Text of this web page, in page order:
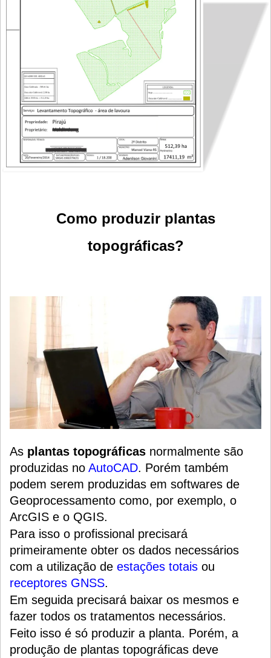
Como produzir plantas
topográficas?
As plantas topográficas normalmente são
produzidas no AutoCAD. Porém também
podem serem produzidas em softwares de
Geoprocessamento como, por exemplo, o
ArcGIS e o QGIS.
Para isso o profissional precisará
primeiramente obter os dados necessários
com a utilização de estações totais ou
receptores GNSS.
Em seguida precisará baixar os mesmos e
fazer todos os tratamentos necessários.
Feito isso é só produzir a planta. Porém, a
produção de plantas topográficas deve